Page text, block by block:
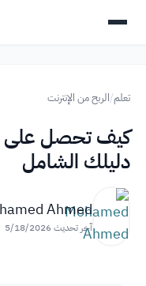
تعلم/الربح من الإنترنت
كيف تحصل على
دليلك الشامل
Ahmed
آخر تحديث5/18/2026